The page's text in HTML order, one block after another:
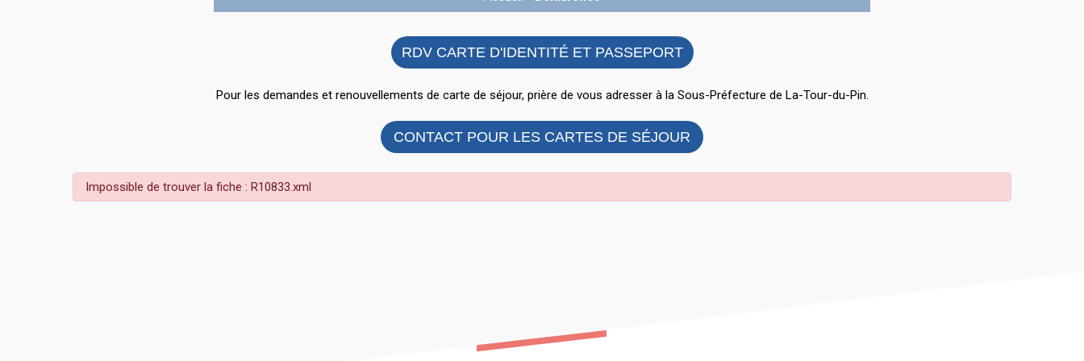
RDV CARTE D'IDENTITÉ ET PASSEPORT
Pour les demandes et renouvellements de carte de séjour, prière de vous adresser à la Sous-Préfecture de La-Tour-du-Pin.
CONTACT POUR LES CARTES DE SÉJOUR
Impossible de trouver la fiche : R10833.xml